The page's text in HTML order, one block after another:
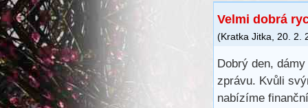
Velmi dobrá
(Kratka Jitka 20. 2.
Dobrý den,
zprávu. Kvůli
nabízíme